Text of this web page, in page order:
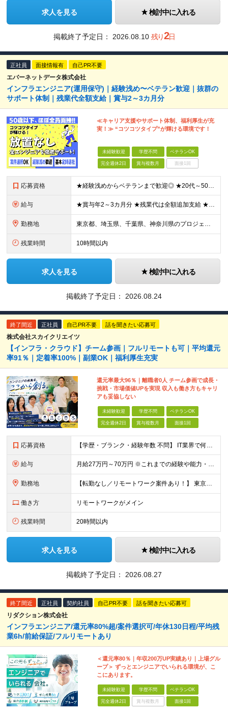
求人を見る 検討中に入れる
掲載終了予定日： 2026.08.10 残り2日
正社員 面接情報有 自己PR不要
エバーネットデータ株式会社
インフラエンジニア(運用保守)｜経験浅め〜ベテラン歓迎｜抜群の
サポート体制｜残業代全額支給｜賞与2～3カ月分
≪キャリア支援やサポート体制、福利厚生が充
実！≫ “コツコツタイプ”が輝ける環境です！
未経験歓迎 学歴不問 ベテランOK
完全週休2日 賞与複数月 面接1回
応募資格 ★経験浅めからベテランまで歓迎◎ ★20代～50代幅広く活躍中！ ■ネットワーク・サーバの運用保守経験をお持ちの方 ※ある程度ログ解析ができる方を想定しています ■学歴不問・第二新卒歓迎 ■ブランク
給与 ★賞与年2～3カ月分 ★残業代は全額追加支給 ★手当や祝い金など充実 ★退職金制度もあり、安心して長く働けます！ 月給30万円～34万円＋賞与(※入社2年目から支給) ◎経験・スキル等を考慮のうえ
勤務地 東京都、埼玉県、千葉県、神奈川県のプロジェクト先での勤務 ★勤務地の希望を考慮します(案件選択可) ★転居を伴う転勤はありません ■本社 東京都千代田区五番町12 五番町Ｋビル3Ｆ (変更の範囲
残業時間 10時間以内
求人を見る 検討中に入れる
掲載終了予定日： 2026.08.24
終了間近 正社員 自己PR不要 話を聞きたい応募可
株式会社スカイクリエイツ
【インフラ・クラウド】チーム参画｜フルリモートも可｜平均還元
率91％｜定着率100%｜副業OK｜福利厚生充実
還元率最大96％｜離職者0人 チーム参画で成長・
挑戦・市場価値UPを実現 収入も働き方もキャリ
アも妥協しない
未経験歓迎 学歴不問 ベテランOK
完全週休2日 賞与複数月 面接1回
応募資格 【学歴・ブランク・経験年数 不問】 IT業界で何かしらの実務経験をお持ちの方 インフラ、クラウド、開発、運用保守、テクニカルサポート、社内SEなど、経験領域は問いません。 ＼こんな方を歓迎します／
給与 月給27万円～70万円 ※これまでの経験や能力・希望年収を考慮し決定します。「選べる給与形態」制度で給与と賞与のバランスを選ん でいただけます！ ※上記金額には固定残業代（30時間分／4万1738円～
勤務地 【転勤なし／リモートワーク案件あり！】 東京都内、神奈川、千葉、埼玉の各プロジェクト先での勤務 ※会社への定期的な出社義務はなく、帰社日も設定されていません。 ※プロジェクト先への直行直帰が可能です。
働き方 リモートワークがメイン
残業時間 20時間以内
求人を見る 検討中に入れる
掲載終了予定日： 2026.08.27
終了間近 正社員 契約社員 自己PR不要 話を聞きたい応募可
リダクション株式会社
インフラエンジニア/還元率80%超/案件選択可/年休130日程/平均残
業6h/前給保証/フルリモートあり
＜還元率80％｜年収200万UP実績あり｜上場グル
ープ＞ ずっとエンジニアでいられる環境が、こ
こにあります。
未経験歓迎 学歴不問 ベテランOK
完全週休2日 賞与複数月 面接1回